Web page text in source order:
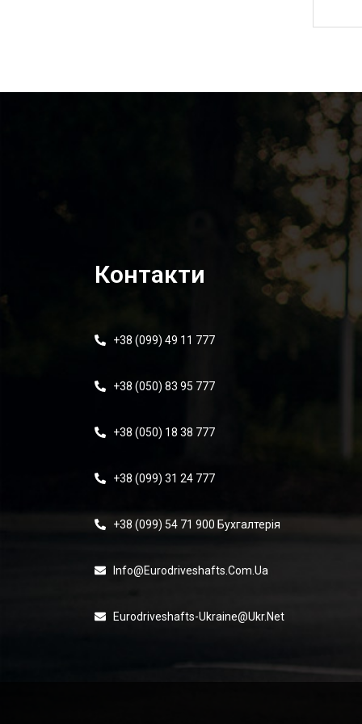
Контакти
+38 (099) 49 11 777
+38 (050) 83 95 777
+38 (050) 18 38 777
+38 (099) 31 24 777
+38 (099) 54 71 900 Бухгалтерія
Info@eurodriveshafts.com.ua
Eurodriveshafts-Ukraine@ukr.net